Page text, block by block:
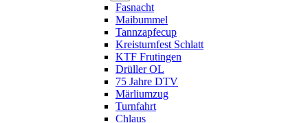
Fasnacht
Maibummel
Tannzapfecup
Kreisturnfest Schlatt
KTF Frutingen
Drüller OL
75 Jahre DTV
Märliumzug
Turnfahrt
Chlaus